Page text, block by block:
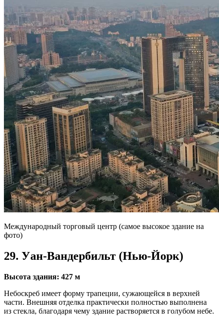
Международный торговый центр (самое высокое здание на
фото)
29. Уан-Вандербильт (Нью-Йорк)
Высота здания: 427 м
Небоскреб имеет форму трапеции, сужающейся в верхней
части. Внешняя отделка практически полностью выполнена
из стекла, благодаря чему здание растворяется в голубом небе.